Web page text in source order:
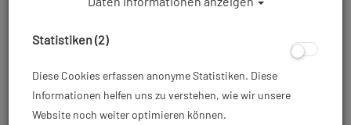
Statistiken (2)
Diese Cookies erfassen anonyme Statistiken. Diese
Informationen helfen uns zu verstehen, wie wir unsere
Website noch weiter optimieren können.